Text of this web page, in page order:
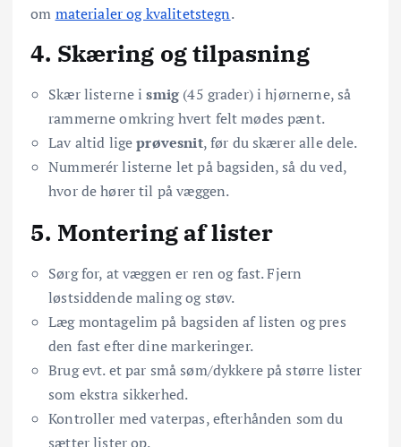
om materialer og kvalitetstegn.
4. Skæring og tilpasning
Skær listerne ismig(45 grader) i hjørnerne, så
rammerne omkring hvert felt mødes pænt.
Lav altid ligeprøvesnit, før du skærer alle dele.
Nummerér listerne let på bagsiden, så du ved,
hvor de hører til på væggen.
5. Montering af lister
Sørg for, at væggen er ren og fast. Fjern
løstsiddende maling og støv.
Læg montagelim på bagsiden af listen og pres
den fast efter dine markeringer.
Brug evt. et par små søm/dykkere på større lister
som ekstra sikkerhed.
Kontroller med vaterpas, efterhånden som du
sætter lister op.